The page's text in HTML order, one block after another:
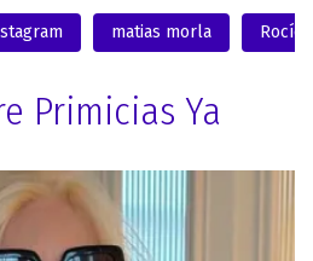
matias morla Rocío
Primicias Ya